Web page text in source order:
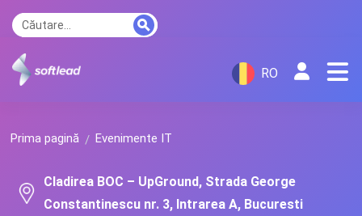
RO
Prima pagină Evenimente IT
Cladirea BOC – UpGround, Strada George
Constantinescu nr. 3, Intrarea A, Bucuresti